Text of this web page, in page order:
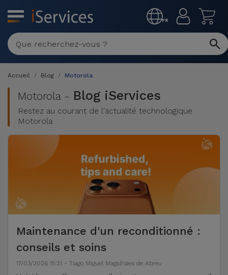
FR
MENU
Réparation
Multimarque
Différentes
Causes de
iPhone
/ iMac
Watch
iPhone
Reconditionnés
MacBooks
Reconditionnés
Apple Watch
Reconditionnés
Produits
Câbles
Adaptateurs
Magasins
Reprises
Accueil Blog Motorola
Motorola - Blog iServices
Restez au courant de l'actualité technologique
Motorola
Maintenance d'un reconditionné :
conseils et soins
17/03/2026 15:21 - Tiago Miguel Magalhães de Abreu